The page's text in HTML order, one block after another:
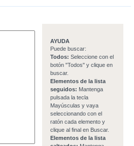
AYUDA
Puede buscar:
Todos: Seleccione con el
botón "Todos" y clique en
buscar.
Elementos de la lista
seguidos: Mantenga
pulsada la tecla
Mayúsculas y vaya
seleccionando con el
ratón cada elemento y
clique al final en Buscar.
Elementos de la lista